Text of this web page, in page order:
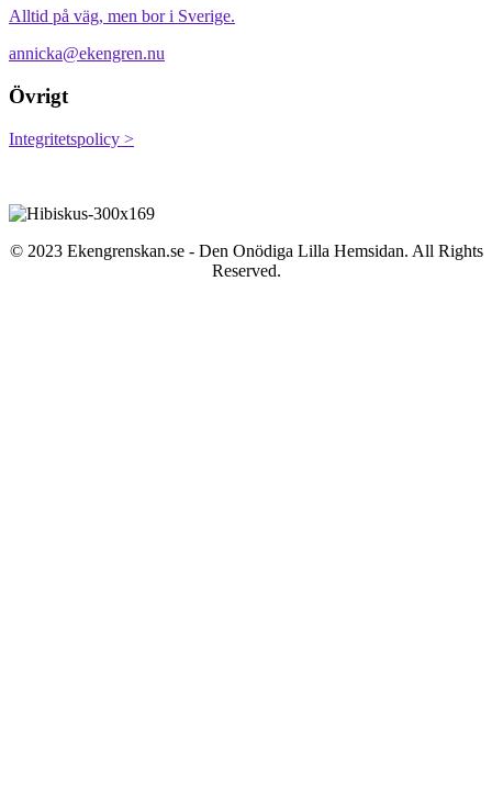
Alltid på väg, men bor i Sverige.
annicka@ekengren.nu
Övrigt
Integritetspolicy >
© 2023 Ekengrenskan.se - Den Onödiga Lilla Hemsidan. All Rights
Reserved.